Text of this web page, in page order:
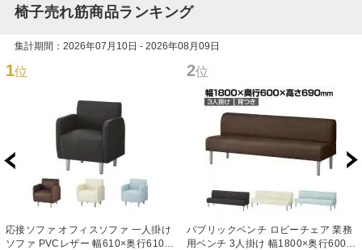
椅子売れ筋商品ランキング
集計期間：2026年07月10日 - 2026年08月09日
1位
応接ソファ オフィスソファ 一人掛け
ソファ PVCレザー 幅610×奥行610×
2位
パブリックベンチ ロビーチェア 業務
用ベンチ 3人掛け 幅1800×奥行600×